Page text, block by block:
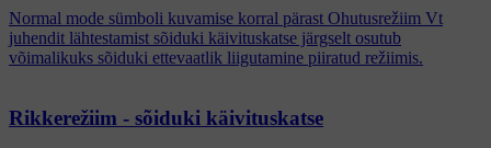
Normal mode sümboli kuvamise korral pärast Ohutusrežiim Vt
juhendit lähtestamist sõiduki käivituskatse järgselt osutub
võimalikuks sõiduki ettevaatlik liigutamine piiratud režiimis.
Rikkerežiim - sõiduki käivituskatse